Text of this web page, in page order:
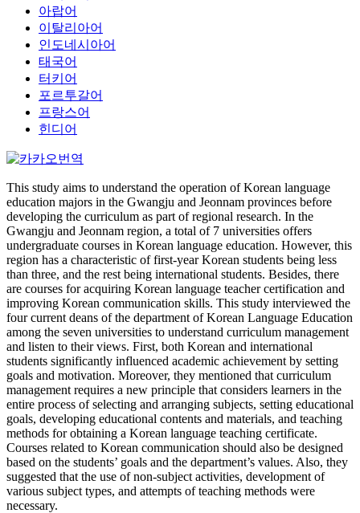
아랍어
이탈리아어
인도네시아어
태국어
터키어
포르투갈어
프랑스어
힌디어
This study aims to understand the operation of Korean language
education majors in the Gwangju and Jeonnam provinces before
developing the curriculum as part of regional research. In the
Gwangju and Jeonnam region, a total of 7 universities offers
undergraduate courses in Korean language education. However, this
region has a characteristic of first-year Korean students being less
than three, and the rest being international students. Besides, there
are courses for acquiring Korean language teacher certification and
improving Korean communication skills. This study interviewed the
four current deans of the department of Korean Language Education
among the seven universities to understand curriculum management
and listen to their views. First, both Korean and international
students significantly influenced academic achievement by setting
goals and motivation. Moreover, they mentioned that curriculum
management requires a new principle that considers learners in the
entire process of selecting and arranging subjects, setting educational
goals, developing educational contents and materials, and teaching
methods for obtaining a Korean language teaching certificate.
Courses related to Korean communication should also be designed
based on the students’ goals and the department’s values. Also, they
suggested that the use of non-subject activities, development of
various subject types, and attempts of teaching methods were
necessary.